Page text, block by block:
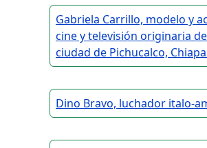
Gabriela Carrillo, modelo y
cine y televisión originaria
ciudad de Pichucalco,
Dino Bravo, luchador italo-